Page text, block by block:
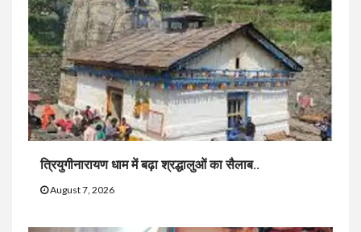
त्रियुगीनारायण धाम में बढ़ा श्रद्धालुओं का सैलाब..
August 7, 2026